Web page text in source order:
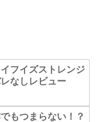
フイズストレンジ
なしレビュー
もつまらない！？